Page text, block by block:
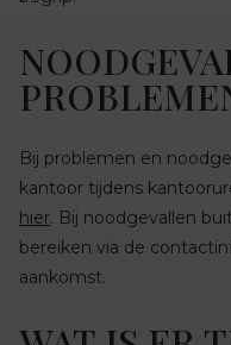
Bij problemen en
kantoor tijdens
hier. Bij noodgevallen
bereiken via de
aankomst.